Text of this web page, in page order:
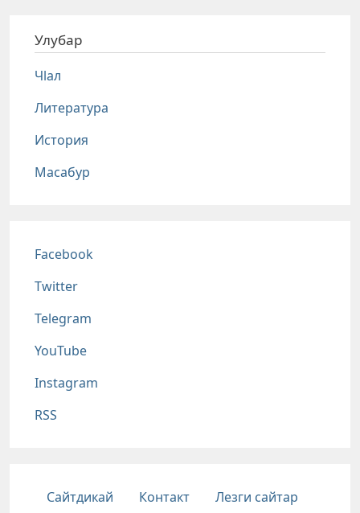
Улубар
Чlал
Литература
История
Масабур
Соц сети
Facebook
Twitter
Telegram
YouTube
Instagram
RSS
Подвал
Сайтдикай Контакт Лезги сайтар